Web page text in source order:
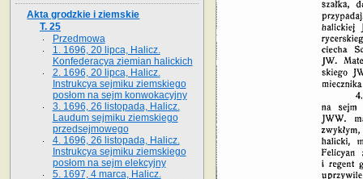
Akta grodzkie i ziemskie
T. 25
Przedmowa
1. 1696, 20 lipca, Halicz.
Konfederacya ziemian halickich
2. 1696, 20 lipca, Halicz.
Instrukcya sejmiku ziemskiego
posłom na sejm konwokacyjny
3. 1696, 26 listopada, Halicz.
Laudum sejmiku ziemskiego
przedsejmowego
4. 1696, 26 listopada, Halicz.
Instrukcya sejmiku ziemskiego
posłom na sejm elekcyjny
5. 1697, 4 marca, Halicz.